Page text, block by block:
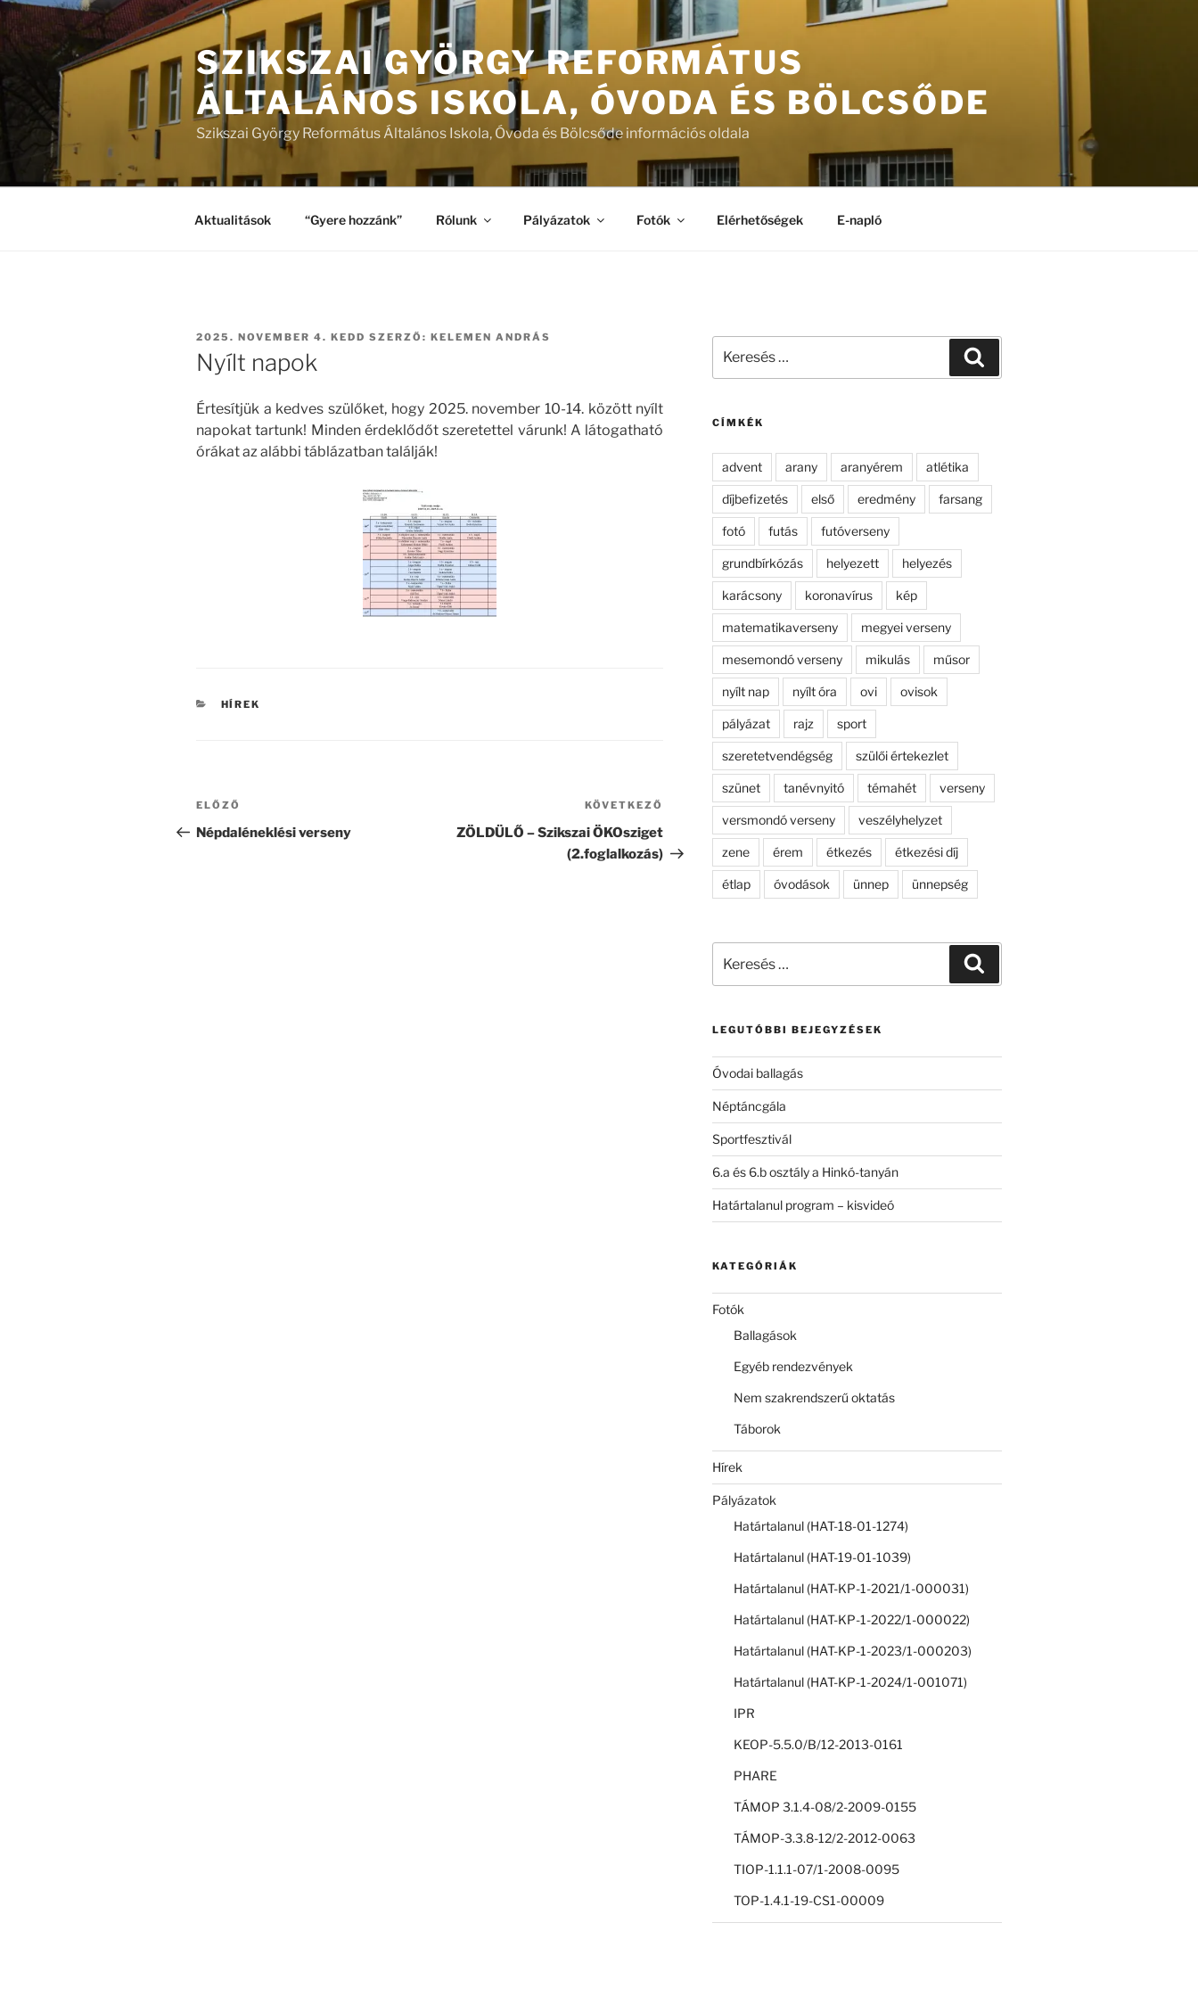
Tartalomhoz
SZIKSZAI GYÖRGY REFORMÁTUS
ÁLTALÁNOS ISKOLA, ÓVODA ÉS BÖLCSŐDE
Szikszai György Református Általános Iskola, Óvoda és Bölcsőde információs oldala
Aktualitások “Gyere hozzánk” Rólunk Pályázatok Fotók Elérhetőségek E-napló
BEKÜLDVE:
2025. NOVEMBER 4. KEDD SZERZŐ: KELEMEN ANDRÁS
Nyílt napok
Értesítjük a kedves szülőket, hogy 2025. november 10-14. között nyílt
napokat tartunk! Minden érdeklődőt szeretettel várunk! A látogatható
órákat az alábbi táblázatban találják!
KATEGÓRIÁK
HÍREK
Bejegyzés
navigáció
Korábbi
bejegyzés
ELŐZŐ
Népdaléneklési verseny
Következő
bejegyzés
KÖVETKEZŐ
ZÖLDÜLŐ – Szikszai ÖKOsziget
(2.foglalkozás)
következő
CÍMKÉK
advent arany aranyérem atlétika
díjbefizetés első eredmény farsang
fotó futás futóverseny
grundbírkózás helyezett helyezés
karácsony koronavírus kép
matematikaverseny megyei verseny
mesemondó verseny mikulás műsor
nyílt nap nyílt óra ovi ovisok
pályázat rajz sport
szeretetvendégség szülői értekezlet
szünet tanévnyitó témahét verseny
versmondó verseny veszélyhelyzet
zene érem étkezés étkezési díj
étlap óvodások ünnep ünnepség
következő
LEGUTÓBBI BEJEGYZÉSEK
Óvodai ballagás
Néptáncgála
Sportfesztivál
6.a és 6.b osztály a Hinkó-tanyán
Határtalanul program – kisvideó
KATEGÓRIÁK
Fotók
Ballagások
Egyéb rendezvények
Nem szakrendszerű oktatás
Táborok
Hírek
Pályázatok
Határtalanul (HAT-18-01-1274)
Határtalanul (HAT-19-01-1039)
Határtalanul (HAT-KP-1-2021/1-000031)
Határtalanul (HAT-KP-1-2022/1-000022)
Határtalanul (HAT-KP-1-2023/1-000203)
Határtalanul (HAT-KP-1-2024/1-001071)
IPR
KEOP-5.5.0/B/12-2013-0161
PHARE
TÁMOP 3.1.4-08/2-2009-0155
TÁMOP-3.3.8-12/2-2012-0063
TIOP-1.1.1-07/1-2008-0095
TOP-1.4.1-19-CS1-00009